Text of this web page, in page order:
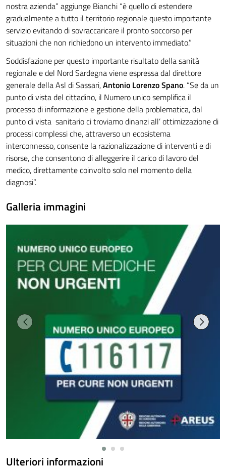
nostra azienda” aggiunge Bianchi “è quello di estendere
gradualmente a tutto il territorio regionale questo importante
servizio evitando di sovraccaricare il pronto soccorso per
situazioni che non richiedono un intervento immediato.”
Soddisfazione per questo importante risultato della sanità
regionale e del Nord Sardegna viene espressa dal direttore
generale della Asl di Sassari,Antonio Lorenzo Spano. “Se da un
punto di vista del cittadino, il Numero unico semplifica il
processo di informazione e gestione della problematica, dal
punto di vista sanitario ci troviamo dinanzi all’ ottimizzazione di
processi complessi che, attraverso un ecosistema
interconnesso, consente la razionalizzazione di interventi e di
risorse, che consentono di alleggerire il carico di lavoro del
medico, direttamente coinvolto solo nel momento della
diagnosi”.
Galleria immagini
Ulteriori informazioni